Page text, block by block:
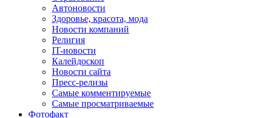
Автоновости
Здоровье, красота, мода
Новости компаний
Религия
IT-новости
Калейдоскоп
Новости сайта
Пресс-релизы
Самые комментируемые
Самые просматриваемые
Фотофакт